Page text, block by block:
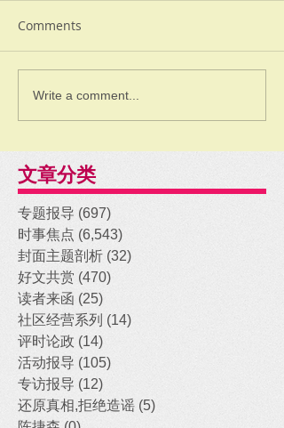
Comments
Write a comment...
文章分类
专题报导 (697)
时事焦点 (6,543)
封面主题剖析 (32)
好文共赏 (470)
读者来函 (25)
社区经营系列 (14)
评时论政 (14)
活动报导 (105)
专访报导 (12)
还原真相,拒绝造谣 (5)